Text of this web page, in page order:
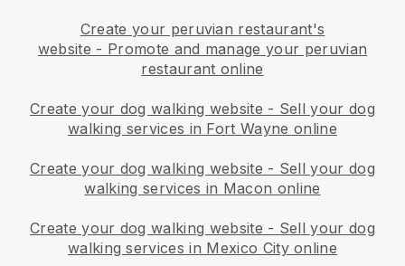
Create your peruvian restaurant's
website - Promote and manage your peruvian
restaurant online
Create your dog walking website - Sell your dog
walking services in Fort Wayne online
Create your dog walking website - Sell your dog
walking services in Macon online
Create your dog walking website - Sell your dog
walking services in Mexico City online